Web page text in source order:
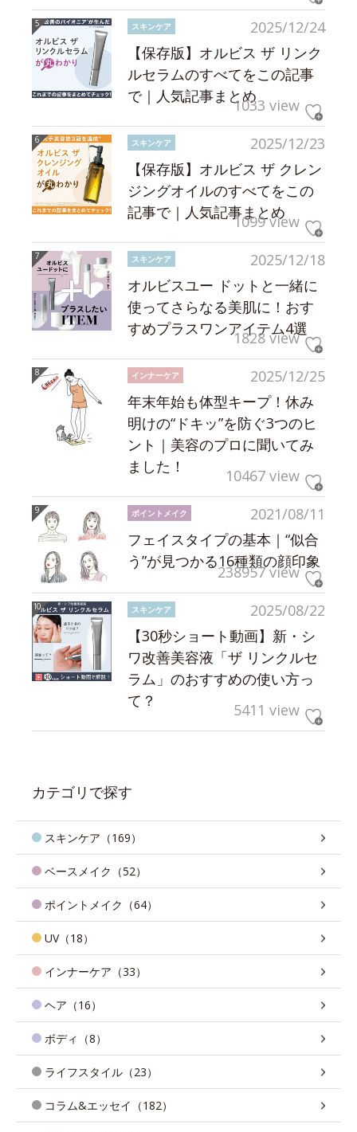
2025/12/24
スキンケア
【保存版】オルビス ザ リンク
ルセラムのすべてをこの記事
で｜人気記事まとめ1033 view
2025/12/23
スキンケア
【保存版】オルビス ザ クレン
ジングオイルのすべてをこの
記事で｜人気記事まとめ
1099 view
2025/12/18
スキンケア
オルビスユー ドットと一緒に
使ってさらなる美肌に！おす
すめプラスワンアイテム4選
1828 view
2025/12/25
インナーケア
年末年始も体型キープ！休み
明けの“ドキッ”を防ぐ3つのヒ
ント｜美容のプロに聞いてみ
ました！
10467 view
2021/08/11
ポイントメイク
フェイスタイプの基本｜“似合
う”が見つかる16種類の顔印象
238957 view
2025/08/22
スキンケア
【30秒ショート動画】新・シ
ワ改善美容液「ザ リンクルセ
ラム」のおすすめの使い方っ
て？
5411 view
カテゴリで探す
スキンケア（169）
ベースメイク（52）
ポイントメイク（64）
UV（18）
インナーケア（33）
ヘア（16）
ボディ（8）
ライフスタイル（23）
コラム&エッセイ（182）